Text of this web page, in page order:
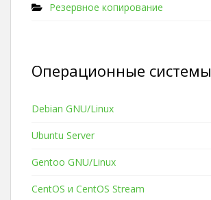
Резервное копирование
Операционные системы
Debian GNU/Linux
Ubuntu Server
Gentoo GNU/Linux
CentOS и CentOS Stream